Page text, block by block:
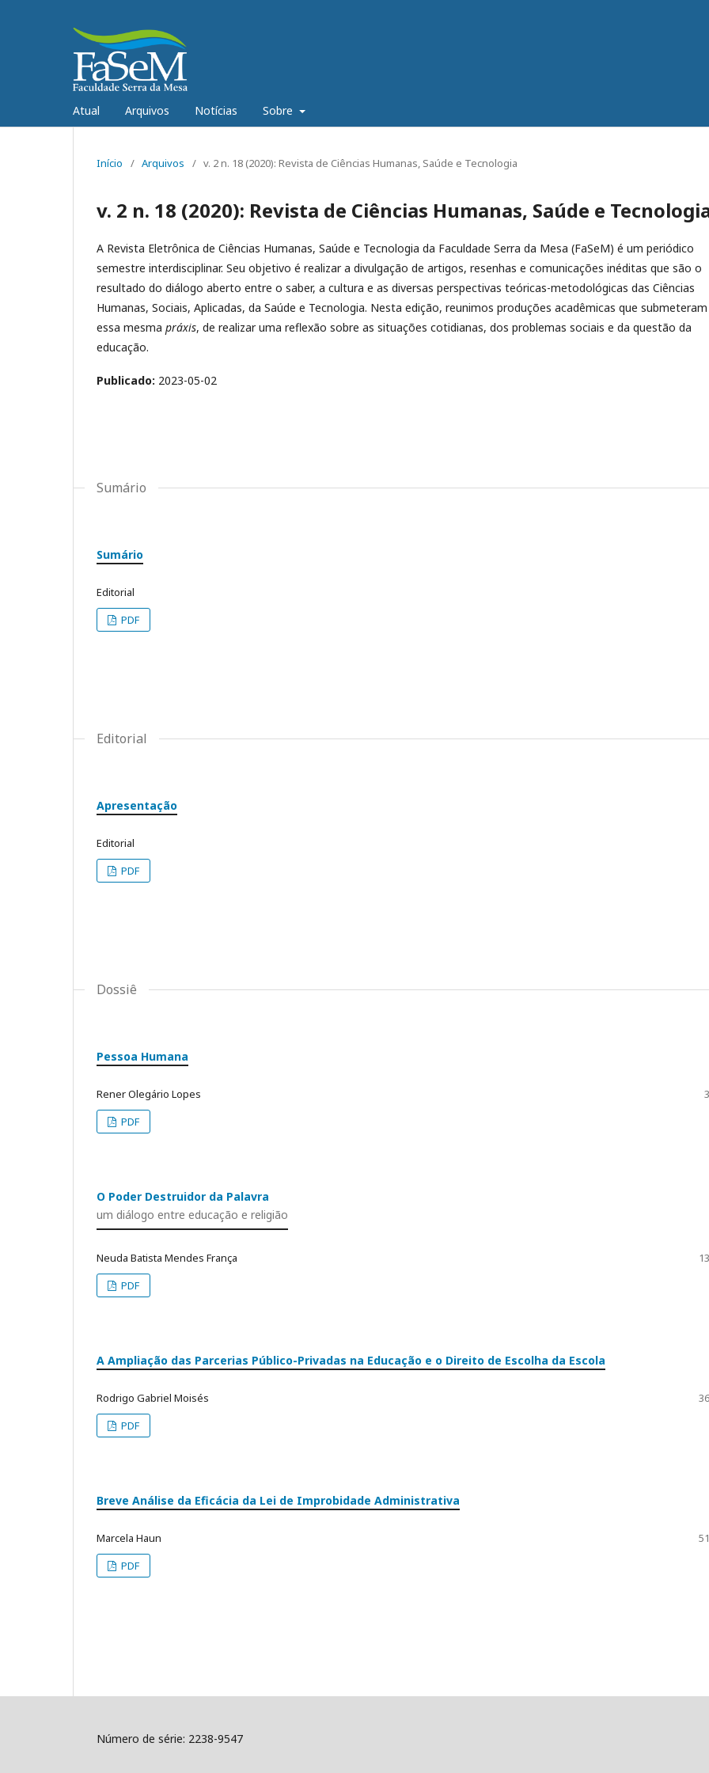
Atual Arquivos Notícias Sobre
Início / Arquivos / v. 2 n. 18 (2020): Revista de Ciências Humanas, Saúde e Tecnologia
v. 2 n. 18 (2020): Revista de Ciências Humanas, Saúde e
A Revista Eletrônica de Ciências Humanas, Saúde e Tecnologia da Faculdade Serra da Mesa (FaSeM) é um periódico
semestre interdisciplinar. Seu objetivo é realizar a divulgação de artigos, resenhas e comunicações inéditas que são o
resultado do diálogo aberto entre o saber, a cultura e as diversas perspectivas teóricas-metodológicas das Ciências
Humanas, Sociais, Aplicadas, da Saúde e Tecnologia. Nesta edição, reunimos produções acadêmicas que
essa mesma práxis, de realizar uma reflexão sobre as situações cotidianas, dos problemas sociais e da questão da
educação.
Publicado: 2023-05-02
Sumário
Sumário
Editorial
PDF
Editorial
Apresentação
Editorial
PDF
Dossiê
Pessoa Humana
Rener Olegário Lopes
PDF
O Poder Destruidor da Palavra
um diálogo entre educação e religião
Neuda Batista Mendes França
PDF
A Ampliação das Parcerias Público-Privadas na Educação e o Direito de Escolha da Escola
Rodrigo Gabriel Moisés
PDF
Breve Análise da Eficácia da Lei de Improbidade Administrativa
Marcela Haun
PDF
Número de série: 2238-9547